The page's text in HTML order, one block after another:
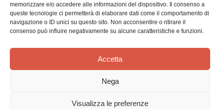
memorizzare e/o accedere alle informazioni del dispositivo. Il consenso a
queste tecnologie ci permetterà di elaborare dati come il comportamento di
navigazione o ID unici su questo sito. Non acconsentire o ritirare il
consenso può influire negativamente su alcune caratteristiche e funzioni.
Accetta
Nega
Visualizza le preferenze
C.F. e P.IVA 09655250018
Via Tre Denti, 1 - 10060 Cantalupa (TO)
Telefono: (+39) 0121 353452 - Fax: (+39) 0121 353839
TERMINI E CONDIZIONI